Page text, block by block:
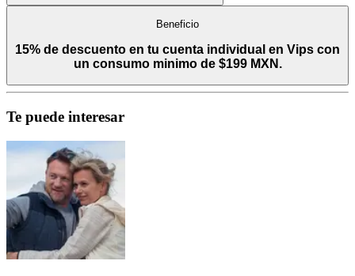
Beneficio
15% de descuento en tu cuenta individual en Vips con
un consumo minimo de $199 MXN.
Te puede interesar